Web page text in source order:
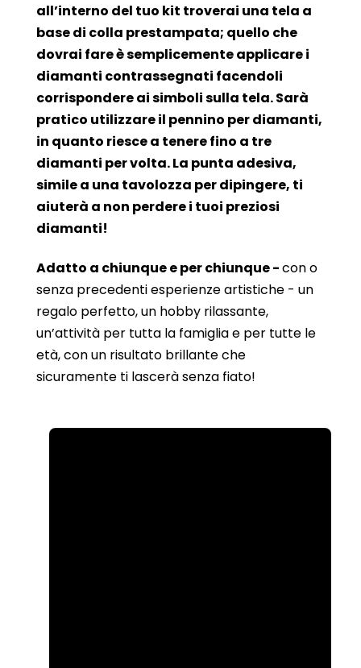
all’interno del tuo kit troverai una tela a
base di colla prestampata; quello che
dovrai fare è semplicemente applicare i
diamanti contrassegnati facendoli
corrispondere ai simboli sulla tela. Sarà
pratico utilizzare il pennino per diamanti,
in quanto riesce a tenere fino a tre
diamanti per volta. La punta adesiva,
simile a una tavolozza per dipingere, ti
aiuterà a non perdere i tuoi preziosi
diamanti!
Adatto a chiunque e per chiunque -con o
senza precedenti esperienze artistiche - un
regalo perfetto, un hobby rilassante,
un’attività per tutta la famiglia e per tutte le
età, con un risultato brillante che
sicuramente ti lascerà senza fiato!